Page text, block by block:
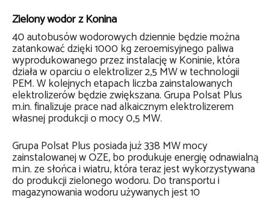
Zielony wodór z Konina
40 autobusów wodorowych dziennie będzie można
zatankować dzięki 1000 kg zeroemisyjnego paliwa
wyprodukowanego przez instalację w Koninie, która
działa w oparciu o elektrolizer 2,5 MW w technologii
PEM. W kolejnych etapach liczba zainstalowanych
elektrolizerów będzie zwiększana. Grupa Polsat Plus
m.in. finalizuje prace nad alkaicznym elektrolizerem
własnej produkcji o mocy 0,5 MW.
Grupa Polsat Plus posiada już 338 MW mocy
zainstalowanej w OZE, bo produkuje energię odnawialną
m.in. ze słońca i wiatru, która teraz jest wykorzystywana
do produkcji zielonego wodoru. Do transportu i
magazynowania wodoru używanych jest 10